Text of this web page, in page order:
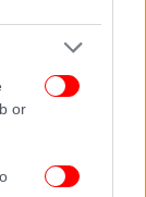
or
ΚΑΤΑΨΉΦΙΣΗ